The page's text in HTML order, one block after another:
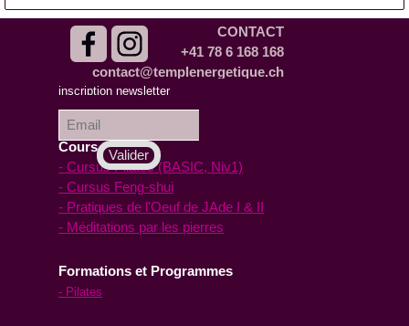
inscription à la
inscription newsletter
CONTACT
+41 78 6 168 168
contact@templenergetique.ch
Cours en ligne
- Cursus Pilates (BASIC, Niv1)
- Cursus Feng-shui
- Pratiques de l'Oeuf de JAde I & II
- Méditations par les pierres
Formations et Programmes
- Pilates